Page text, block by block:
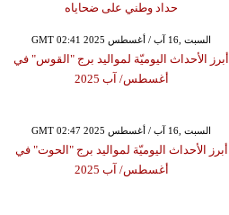
حداد وطني على ضحاياه
GMT 02:41 2025 السبت ,16 آب / أغسطس
أبرز الأحداث اليوميّة لمواليد برج "القوس" في
أغسطس/ آب 2025
GMT 02:47 2025 السبت ,16 آب / أغسطس
أبرز الأحداث اليوميّة لمواليد برج "الحوت" في
أغسطس/ آب 2025